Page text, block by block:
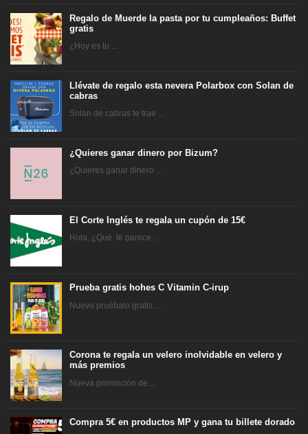
Regalo de Muerde la pasta por tu cumpleaños: Buffet
gratis
¿Hoy es tu ...
Llévate de regalo esta nevera Polarbox con Solan de
cabras
Solan de cabras te trae ...
¿Quieres ganar dinero por Bizum?
¿Quieres ganar dinero ...
El Corte Inglés te regala un cupón de 15€
Hola, ¿Qué te parece ...
Prueba gratis hohes C Vitamin C-irup
Nuevo pruébalo gratis ...
Corona te regala un velero inolvidable en velero y
más premios
Nueva promoción de ...
Compra 5€ en productos MP y gana tu billete dorado